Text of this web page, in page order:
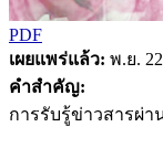
PDF
เผยแพร่แล้ว: พ.ย.
คำสำคัญ:
การรับรู้ข่าวสารผ่า